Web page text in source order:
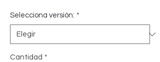
Selecciona versión: *
Cantidad *